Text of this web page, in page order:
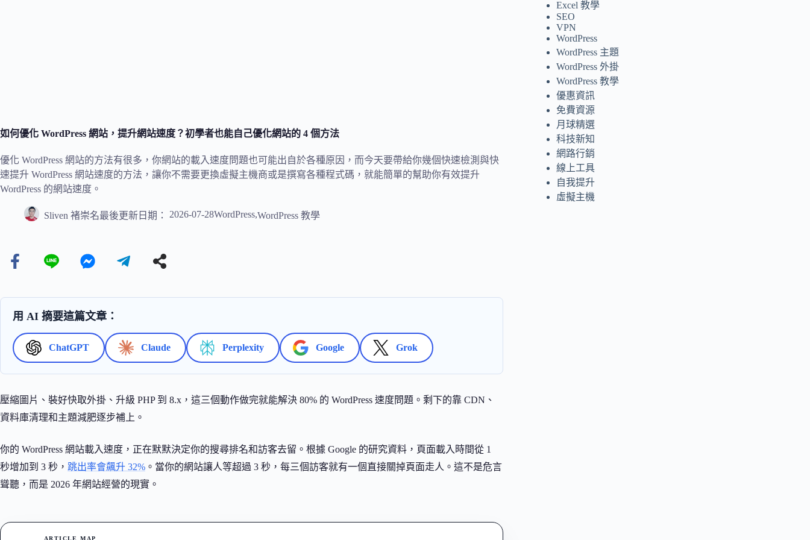
如何優化 WordPress 網站，提升網站速度？初學者也能自己優化網站的 4 個方法
優化 WordPress 網站的方法有很多，你網站的載入速度問題也可能出自於各種原因，而今天要帶給你幾個快速檢測與快
速提升 WordPress 網站速度的方法，讓你不需要更換虛擬主機商或是撰寫各種程式碼，就能簡單的幫助你有效提升
WordPress 的網站速度。
Sliven 褚崇名最後更新日期： 2026-07-28WordPress,WordPress 教學
用 AI 摘要這篇文章：
ChatGPT Claude Perplexity Google Grok
壓縮圖片、裝好快取外掛、升級 PHP 到 8.x，這三個動作做完就能解決 80% 的 WordPress 速度問題。剩下的靠 CDN、
資料庫清理和主題減肥逐步補上。
你的 WordPress 網站載入速度，正在默默決定你的搜尋排名和訪客去留。根據 Google 的研究資料，頁面載入時間從 1
秒增加到 3 秒， 跳出率會飆升 32% 。當你的網站讓人等超過 3 秒，每三個訪客就有一個直接關掉頁面走人。這不是危言
聳聽，而是 2026 年網站經營的現實。
ARTICLE MAP
Excel 教學
SEO
VPN
WordPress
WordPress 主題
WordPress 外掛
WordPress 教學
優惠資訊
免費資源
月球精選
科技新知
網路行銷
線上工具
自我提升
虛擬主機